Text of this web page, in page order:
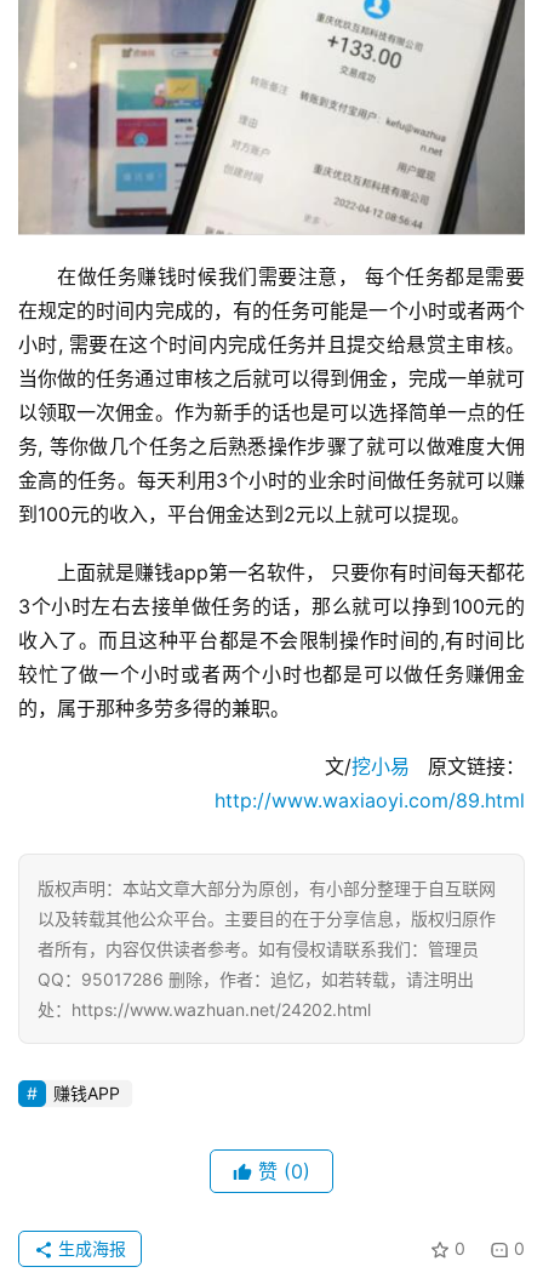
首
页
简
评
登录 注册
在做任务赚钱时候我们需要注意， 每个任务都是需要
在规定的时间内完成的，有的任务可能是一个小时或者两个
小时, 需要在这个时间内完成任务并且提交给悬赏主审核。
当你做的任务通过审核之后就可以得到佣金，完成一单就可
以领取一次佣金。作为新手的话也是可以选择简单一点的任
务, 等你做几个任务之后熟悉操作步骤了就可以做难度大佣
金高的任务。每天利用3个小时的业余时间做任务就可以赚
到100元的收入，平台佣金达到2元以上就可以提现。
上面就是赚钱app第一名软件， 只要你有时间每天都花
3个小时左右去接单做任务的话，那么就可以挣到100元的
收入了。而且这种平台都是不会限制操作时间的,有时间比
较忙了做一个小时或者两个小时也都是可以做任务赚佣金
的，属于那种多劳多得的兼职。
文/挖小易
   原文链接：
http://www.waxiaoyi.com/89.html
版权声明：本站文章大部分为原创，有小部分整理于自互联网
以及转载其他公众平台。主要目的在于分享信息，版权归原作
者所有，内容仅供读者参考。如有侵权请联系我们：管理员
QQ：95017286 删除，作者：追忆，如若转载，请注明出
处：https://www.wazhuan.net/24202.html
赚钱APP
赞 (0)
0 0
生成海报